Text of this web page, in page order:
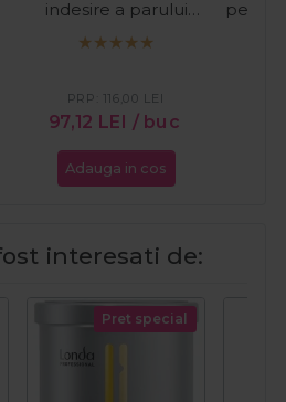
indesire a parului
Scalp Care Life
97,12 LEI / buc
PRP: 116,00 LEI
Adauga in cos
interesati de:
Pret special